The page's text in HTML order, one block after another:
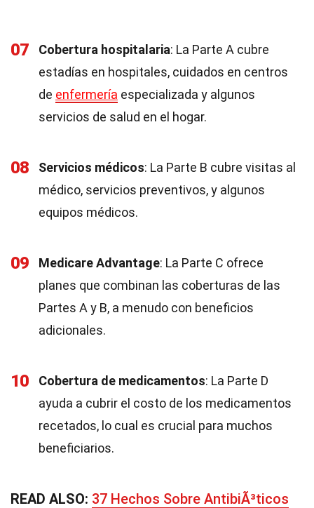
07 Cobertura hospitalaria: La Parte A cubre
estadías en hospitales, cuidados en centros
de enfermería especializada y algunos
servicios de salud en el hogar.
08 Servicios médicos: La Parte B cubre visitas al
médico, servicios preventivos, y algunos
equipos médicos.
09 Medicare Advantage: La Parte C ofrece
planes que combinan las coberturas de las
Partes A y B, a menudo con beneficios
adicionales.
10 Cobertura de medicamentos: La Parte D
ayuda a cubrir el costo de los medicamentos
recetados, lo cual es crucial para muchos
beneficiarios.
READ ALSO: 37 Hechos Sobre AntibiÃ³ticos